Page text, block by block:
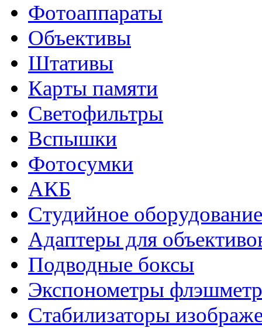
Фотоаппараты
Объективы
Штативы
Карты памяти
Светофильтры
Вспышки
Фотосумки
АКБ
Студийное оборудование
Адаптеры для
Подводные боксы
Экспонометры
Стабилизаторы